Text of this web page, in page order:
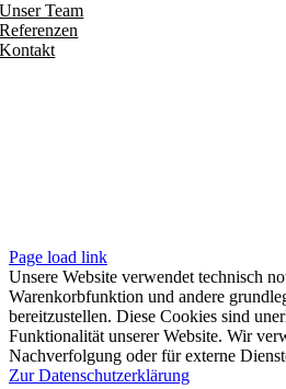
Unser Team
Referenzen
Kontakt
Page load link
Unsere Website verwendet technisch
Warenkorbfunktion und andere
bereitzustellen. Diese Cookies sind
Funktionalität unserer Website. Wir
Nachverfolgung oder für externe
Zur Datenschutzerklärung